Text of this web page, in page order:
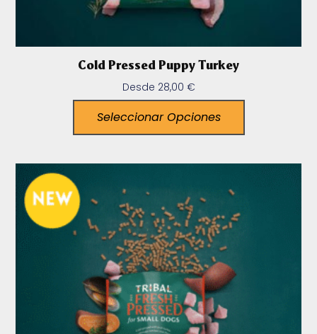
Cold Pressed Puppy Turkey
Desde 28,00 €
Seleccionar Opciones